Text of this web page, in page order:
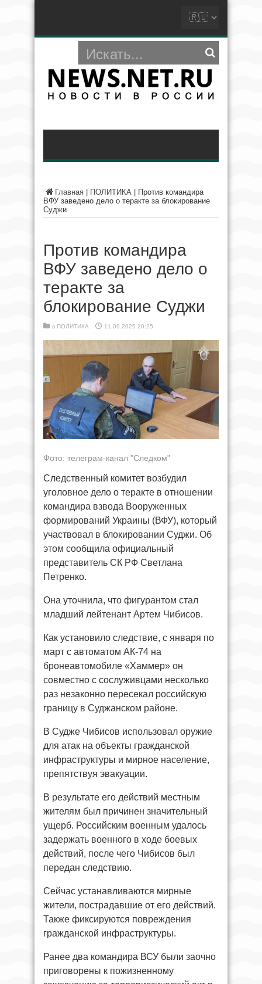
Главная ПОЛИТИКА
Против командира
ВФУ заведено дело о теракте за блокирование
Суджи
Против командира
ВФУ заведено дело о
теракте за
блокирование Суджи
в ПОЛИТИКА 11.09.2025 20:25
Фото: телеграм-канал "Следком"
Следственный комитет возбудил
уголовное дело о теракте в отношении
командира взвода Вооруженных
формирований Украины (ВФУ), который
участвовал в блокировании Суджи. Об
этом сообщила официальный
представитель СК РФ Светлана
Петренко.
Она уточнила, что фигурантом стал
младший лейтенант Артем Чибисов.
Как установило следствие, с января по
март с автоматом АК-74 на
бронеавтомобиле «Хаммер» он
совместно с сослуживцами несколько
раз незаконно пересекал российскую
границу в Суджанском районе.
В Судже Чибисов использовал оружие
для атак на объекты гражданской
инфраструктуры и мирное население,
препятствуя эвакуации.
В результате его действий местным
жителям был причинен значительный
ущерб. Российским военным удалось
задержать военного в ходе боевых
действий, после чего Чибисов был
передан следствию.
Сейчас устанавливаются мирные
жители, пострадавшие от его действий.
Также фиксируются повреждения
гражданской инфраструктуры.
Ранее два командира ВСУ были заочно
приговорены к пожизненному